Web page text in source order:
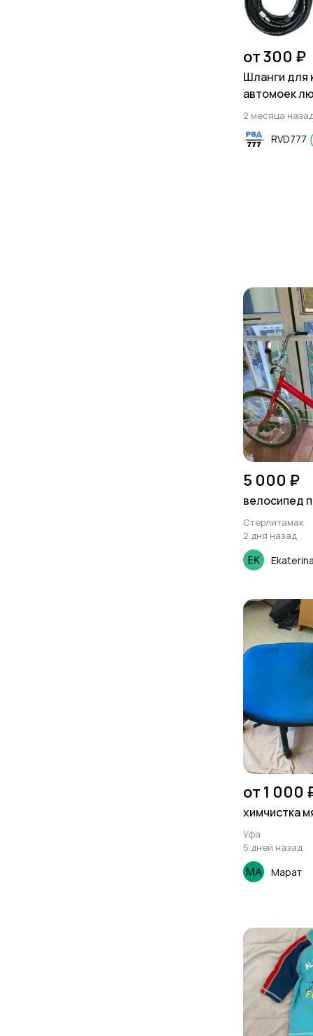
от 300 ₽
Шланги для
автомоек
2 месяца
RVD777
5 000 ₽
велосипед
Стерлитамак
2 дня назад
Ekaterina
от 1 000
химчистка
Уфа
5 дней назад
Марат